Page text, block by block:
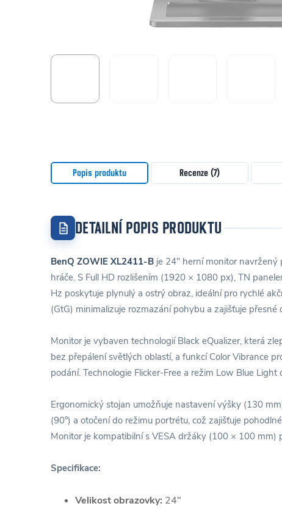
Popis produktu Recenze (7)
DETAILNÍ POPIS PRODUKTU
BenQ ZOWIE XL2411-B je 24" herní monitor
hráče. S Full HD rozlišením (1920 × 1080 px), TN
Hz poskytuje plynulý a ostrý obraz, ideální pro rychlé
(GtG) minimalizuje rozmazání pohybu a zajišťuje přesné
Monitor je vybaven technologií Black eQualizer, která
bez přepálení světlých oblastí, a funkcí Color Vibrance
podání. Technologie Flicker-Free a režim Low Blue
Ergonomický stojan umožňuje nastavení výšky (130
(90°) a otočení do režimu portrétu, což zajišťuje
Monitor je kompatibilní s VESA držáky (100 × 100 mm)
Specifikace:
Velikost obrazovky: 24"